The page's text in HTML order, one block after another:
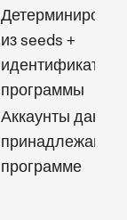
из seeds +
идентификатора
программы
Аккаунты
принадлежащие
программе